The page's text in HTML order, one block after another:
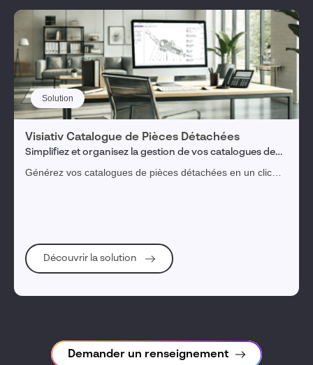
Solution
Visiativ Catalogue de Pièces Détachées
Simplifiez et organisez la gestion de vos catalogues de
Générez vos catalogues de pièces détachées en un clic
Découvrir la solution
Demander un renseignement